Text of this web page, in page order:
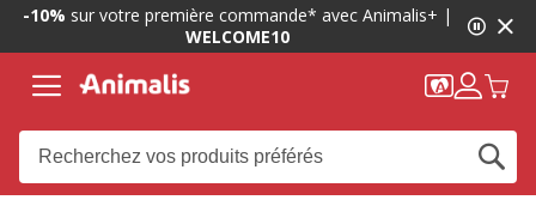
1
2,
message,
-10% sur votre première commande* avec Animalis+ |
WELCOME10